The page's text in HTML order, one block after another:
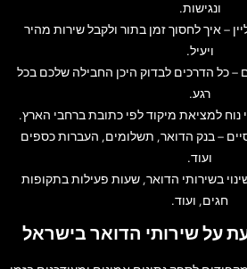
ונגישות.
– איך לחסוך זמן בתור ולקבל שירות מהיר
ויעיל.
– כל הדרכים לבדוק היכן החבילה שלכם בכל
רגע.
נוח למציאת מיקוד לפי כתובת ברחבי הארץ.
– בנק הדואר, תשלומים, העברות כספים
ועוד.
בשירותי הדואר, שעות פעילות בתקופות
חגים, ועוד.
על שירותי הדואר בישראל